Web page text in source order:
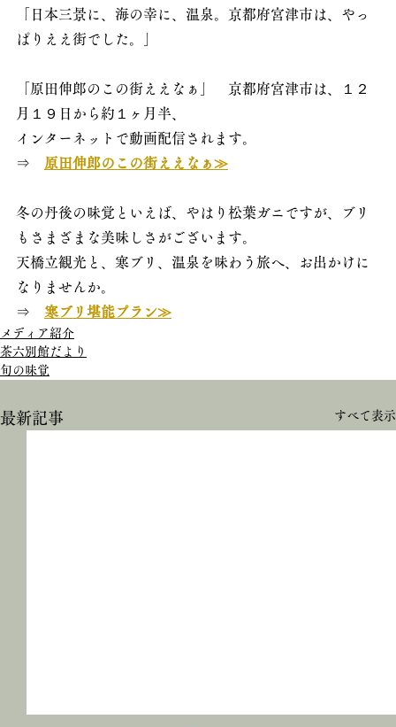
「日本三景に、海の幸に、温泉。京都府宮津市は、やっ
ぱりええ街でした。」
「原田伸郎のこの街ええなぁ」　京都府宮津市は、１２
月１９日から約１ヶ月半、
インターネットで動画配信されます。
⇒
原田伸郎のこの街ええなぁ≫
冬の丹後の味覚といえば、やはり松葉ガニですが、ブリ
もさまざまな美味しさがございます。
天橋立観光と、寒ブリ、温泉を味わう旅へ、お出かけに
なりませんか。
⇒ 寒ブリ堪能プラン≫
メディア紹介
茶六別館だより
旬の味覚
最新記事 すべて表示